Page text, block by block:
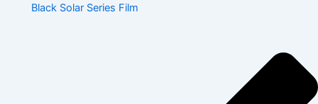
Black Solar Series Film